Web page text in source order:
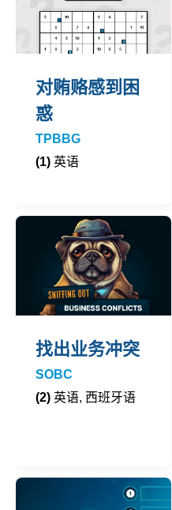
对贿赂感到困
惑
TPBBG
(1) 英语
找出业务冲突
SOBC
(2) 英语, 西班牙语